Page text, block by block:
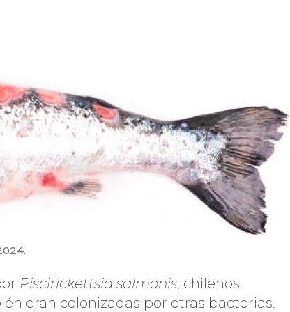
Piscirickettsia salmonis , chilenos
eran colonizadas por otras bacterias.